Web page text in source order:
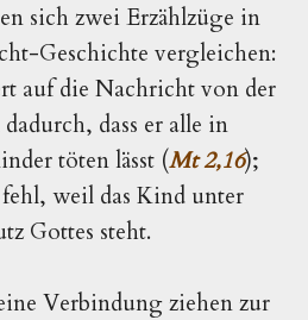
sich zwei Erzählzüge in
Geschichte vergleichen:
auf die Nachricht von der
dass er alle in
töten lässt (Mt 2,16);
weil das Kind unter
Gottes steht.
Verbindung ziehen zur